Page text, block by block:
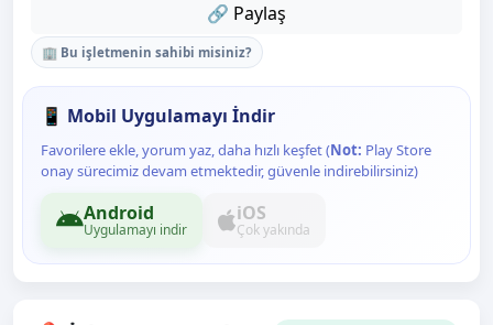
🔗 Paylaş
🏢 Bu işletmenin sahibi misiniz?
📱 Mobil Uygulamayı İndir
Favorilere ekle, yorum yaz, daha hızlı keşfet (Not: Play Store
onay sürecimiz devam etmektedir, güvenle indirebilirsiniz)
Android
Uygulamayı indir
iOS
Çok yakında